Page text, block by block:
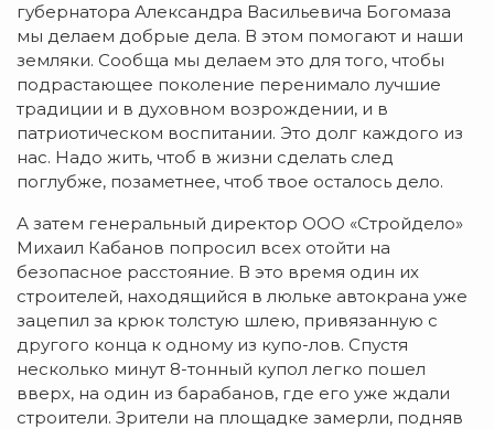
губернатора Александра Васильевича Богомаза
мы делаем добрые дела. В этом помогают и наши
земляки. Сообща мы делаем это для того, чтобы
подрастающее поколение перенимало лучшие
традиции и в духовном возрождении, и в
патриотическом воспитании. Это долг каждого из
нас. Надо жить, чтоб в жизни сделать след
поглубже, позаметнее, чтоб твое осталось дело.
А затем генеральный директор ООО «Стройдело»
Михаил Кабанов попросил всех отойти на
безопасное расстояние. В это время один их
строителей, находящийся в люльке автокрана уже
зацепил за крюк толстую шлею, привязанную с
другого конца к одному из купо-лов. Спустя
несколько минут 8-тонный купол легко пошел
вверх, на один из барабанов, где его уже ждали
строители. Зрители на площадке замерли, подняв